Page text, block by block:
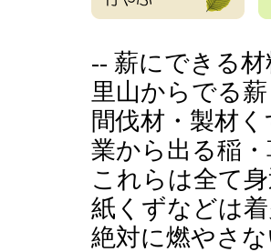
-- 薪にできる材
里山からでる
間伐材・製材
業から出る稲
これらは全て
紙くずなどは
絶対に燃やさ